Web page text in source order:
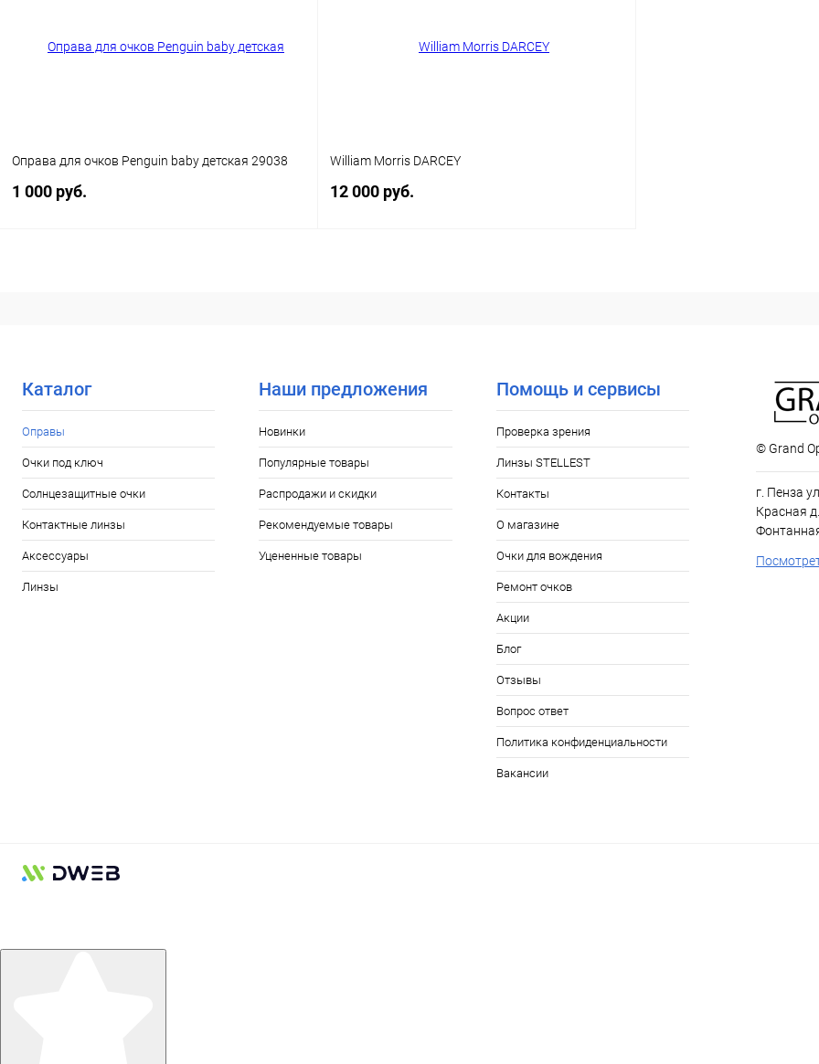
Оправа для очков Penguin baby детская 29038
1 000 руб.
William Morris DARCEY
12 000 руб.
Каталог
Оправы
Очки под ключ
Солнцезащитные очки
Контактные линзы
Аксессуары
Линзы
Наши предложения
Новинки
Популярные товары
Распродажи и скидки
Рекомендуемые товары
Уцененные товары
Помощь и сервисы
Проверка зрения
Линзы STELLEST
Контакты
О магазине
Очки для вождения
Ремонт очков
Акции
Блог
Отзывы
Вопрос ответ
Политика конфиденциальности
Вакансии
© Grand
г. Пенза
Красная